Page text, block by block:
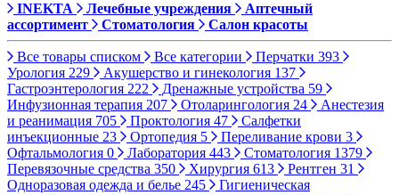
INEKTA Лечебные учреждения
Аптечный
ассортимент
Стоматология Салон красоты
Все товары списком Все категории Перчатки 393
Урология 229 Акушерство и гинекология 137
Гастроэнтерология 222 Дренажные устройства 59
Инфузионная терапия 207 Отоларингология 24
Анестезия
и реанимация 705 Проктология 47
Салфетки
инъекционные 23 Ортопедия 5 Переливание крови 3
Офтальмология 0 Лаборатория 443 Стоматология 1379
Перевязочные средства 350 Хирургия 613 Рентген 31
Одноразовая одежда и белье 245
Гигиеническая